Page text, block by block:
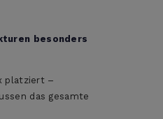
besonders
platziert –
das gesamte